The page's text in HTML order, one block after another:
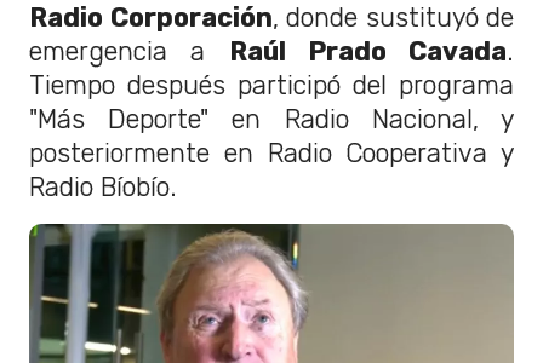
Radio Corporación, donde sustituyó de
emergencia a Raúl Prado Cavada.
Tiempo después participó del programa
"Más Deporte" en Radio Nacional, y
posteriormente en Radio Cooperativa y
Radio Bíobío.